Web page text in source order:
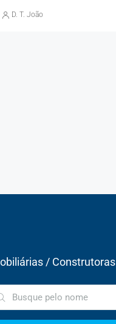
D. T. João
/ Construtoras